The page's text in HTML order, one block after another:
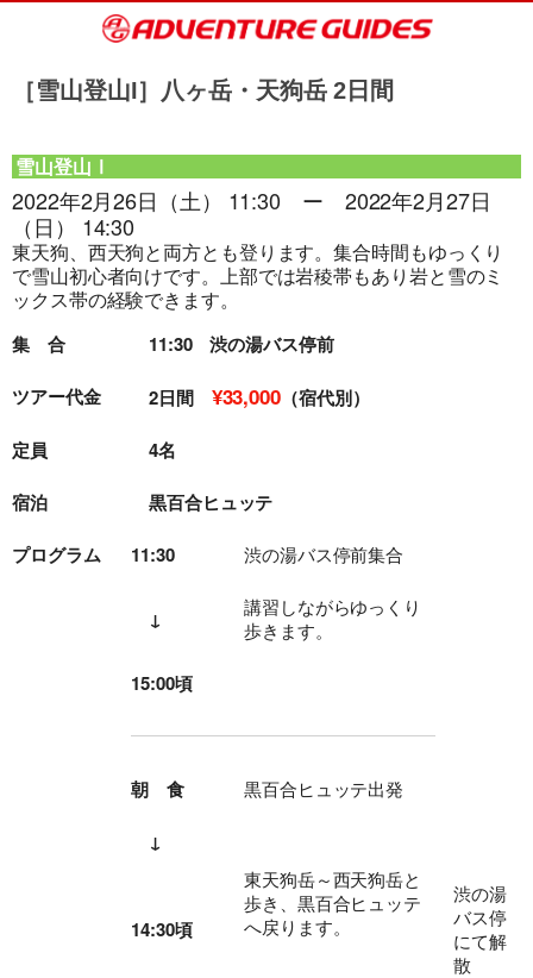
［雪山登山I］八ヶ岳・天狗岳 2日間
雪山登山Ⅰ
2022年2月26日（土） 11:30 ー 2022年2月27日
（日） 14:30
東天狗、西天狗と両方とも登ります。集合時間もゆっくり
で雪山初心者向けです。上部では岩稜帯もあり岩と雪のミ
ックス帯の経験できます。
集 合
11:30 渋の湯バス停前
ツアー代金
2日間 ¥33,000（宿代別）
定員
4名
宿泊
黒百合ヒュッテ
プログラム
11:30 渋の湯バス停前集合
↓
講習しながらゆっくり
歩きます。
15:00頃
朝 食 黒百合ヒュッテ出発
↓
東天狗岳～西天狗岳と
歩き、黒百合ヒュッテ
へ戻ります。
14:30頃
渋の湯
バス停
にて解
散
旅行条件（要旨）